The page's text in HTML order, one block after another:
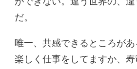
だ。
唯一、共感できるところがあ
楽しく仕事をしてますか、